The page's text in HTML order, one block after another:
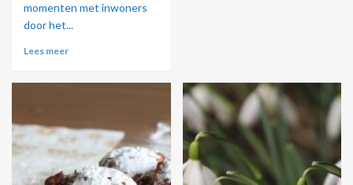
momenten met inwoners
door het...
Lees meer